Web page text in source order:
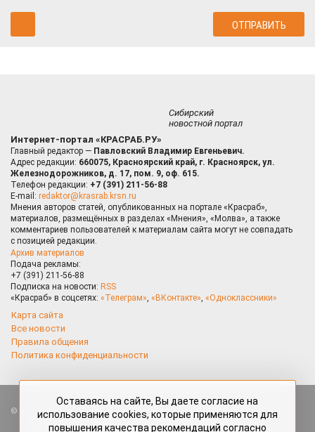
Сибирский
новостной портал
Интернет-портал «КРАСРАБ.РУ»
Главный редактор — Павловский Владимир Евгеньевич.
Адрес редакции: 660075, Красноярский край, г. Красноярск, ул.
Железнодорожников, д. 17, пом. 9, оф. 615.
Телефон редакции: +7 (391) 211-56-88
E-mail: redaktor@krasrab.krsn.ru
Мнения авторов статей, опубликованных на портале «Красраб»,
материалов, размещённых в разделах «Мнения», «Молва», а также
комментариев пользователей к материалам сайта могут не совпадать
с позицией редакции.
Архив материалов
Подача рекламы:
+7 (391) 211-56-88
Подписка на новости: RSS
«Красраб» в соцсетях: «Телеграм», «ВКонтакте», «Одноклассники»
Карта сайта
Все новости
Правила общения
Политика конфиденциальности
Все права защищены. Любые материалы, размещённые на портале
«Красраб.ру» сотрудниками редакции, нештатными авторами
Оставаясь на сайте, Вы даете согласие на
использование cookies, которые применяются для
повышения качества рекомендаций согласно